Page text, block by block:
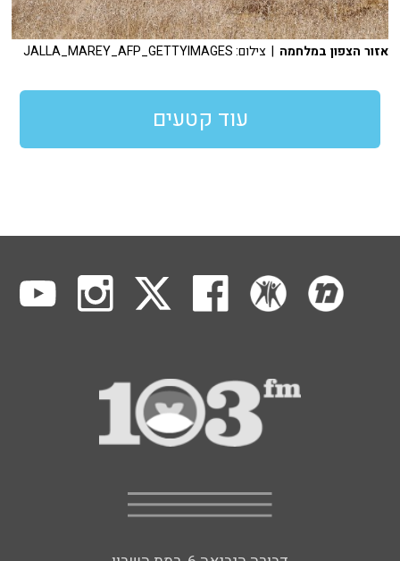
אזור הצפון במלחמה | צילום: JALLA_MAREY_AFP_GETTYIMAGES
עוד קטעים